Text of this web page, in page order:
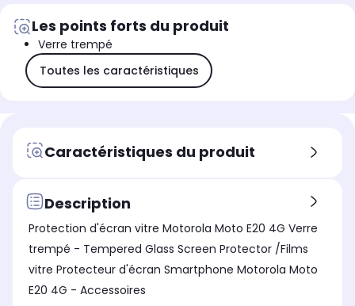
Les points forts du produit
Verre trempé
Toutes les caractéristiques
Caractéristiques du produit
Description
Protection d'écran vitre Motorola Moto E20 4G Verre
trempé - Tempered Glass Screen Protector /Films
vitre Protecteur d'écran Smartphone Motorola Moto
E20 4G - Accessoires